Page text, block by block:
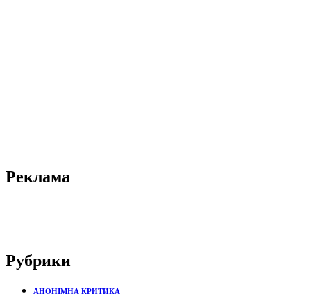
Реклама
Рубрики
АНОНІМНА КРИТИКА